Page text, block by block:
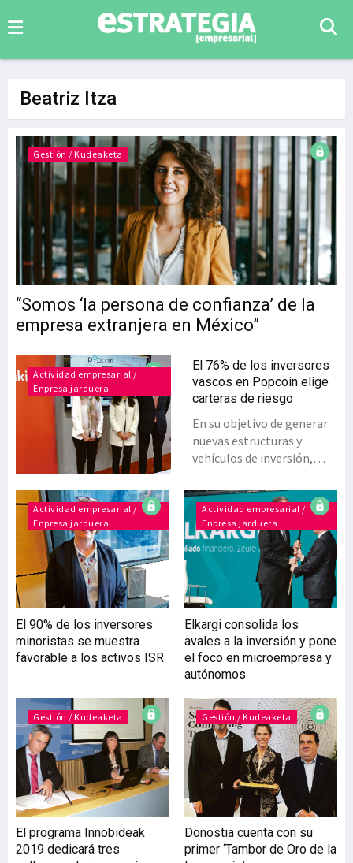
Beatriz Itza
“Somos ‘la persona de confianza’ de la
empresa extranjera en México”
Gestión / Kudeaketa
Actividad empresarial /
Enpresa jarduera
El 76% de los inversores
vascos en Popcoin elige
carteras de riesgo
En su objetivo de generar
nuevas estructuras y
vehículos de inversión,
gestor digital Popcoin
que, en un año, ha
demostrado su potencial
en Euskadi, con un saldo
medio de inversión un 26%
superior al del resto del
Estado.Con el
Bankinter fue la primera
entidad bancaria del
Estado en poner en el
mercado un gestor digital
de inversiones con el que
‘democratizar’ la inversión
aportando soluciones
hasta entonces solo aptas
para grandes patrimonios,
pero además, identificar
una nueva demanda de
ampliar su universo de
clientes. Cuando se cumple
Actividad empresarial /
Enpresa jarduera
El 90% de los inversores
minoristas se muestra
favorable a los activos ISR
Actividad empresarial /
Enpresa jarduera
Elkargi consolida los
avales a la inversión y pone
el foco en microempresa y
autónomos
Gestión / Kudeaketa
El programa Innobideak
2019 dedicará tres
Gestión / Kudeaketa
Donostia cuenta con su
primer ‘Tambor de Oro de la